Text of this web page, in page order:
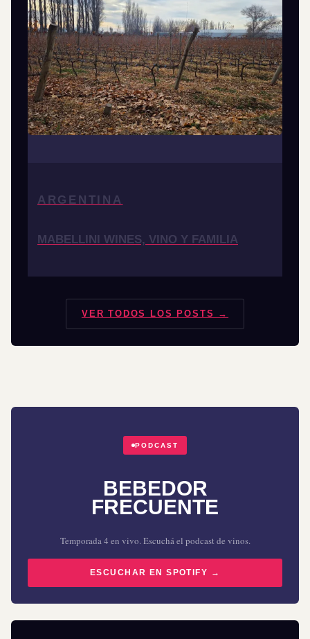
ARGENTINA
MABELLINI WINES, VINO Y FAMILIA
VER TODOS LOS POSTS →
PODCAST
BEBEDOR
FRECUENTE
Temporada 4 en vivo. Escuchá el podcast de vinos.
ESCUCHAR EN SPOTIFY →